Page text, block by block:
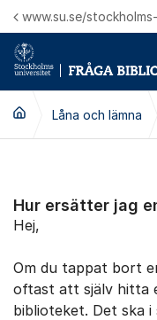
Hoppa till innehåll
www.su.se/
Låna och lämna
Hur ersätter jag
Hej,
Om du tappat bort
oftast att själv hitta
biblioteket. Det ska